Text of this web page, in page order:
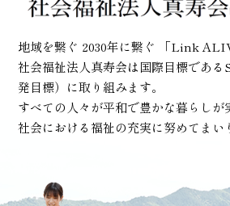
地域を繋ぐ 2030年に繋ぐ 「Link
社会福祉法人真寿会は国際目標であ
発目標）に取り組みます。
すべての人々が平和で豊かな暮らしが
社会における福祉の充実に努めてまい